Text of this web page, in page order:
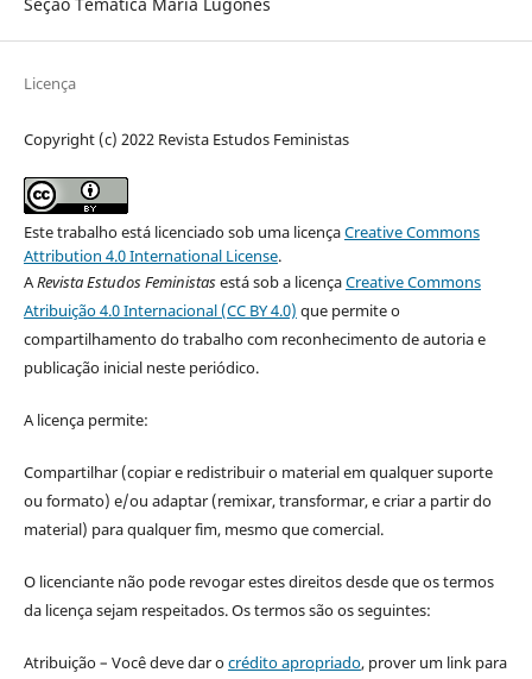
Licença
Copyright (c) 2022 Revista Estudos Feministas
Este trabalho está licenciado sob uma licençaCreative Commons
Attribution 4.0 International License.
ARevista Estudos Feministasestá sob a licençaCreative Commons
Atribuição 4.0 Internacional (CC BY 4.0) que permite o
compartilhamento do trabalho com reconhecimento de autoria e
publicação inicial neste periódico.
A licença permite:
Compartilhar (copiar e redistribuir o material em qualquer suporte
ou formato) e/ou adaptar (remixar, transformar, e criar a partir do
material) para qualquer fim, mesmo que comercial.
O licenciante não pode revogar estes direitos desde que os termos
da licença sejam respeitados. Os termos são os seguintes:
Atribuição – Você deve dar ocrédito apropriado, prover um link para